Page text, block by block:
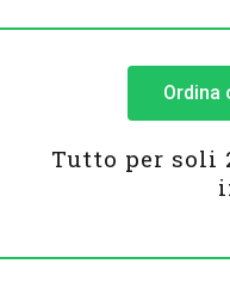
Ordina
Tutto per soli